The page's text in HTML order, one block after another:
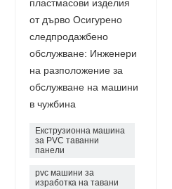
пластмасови изделия
от дърво Осигурено
следпродажбено
обслужване: Инженери
на разположение за
обслужване на машини
в чужбина
Екструзионна машина
за PVC таванни
панели
pvc машини за
изработка на тавани